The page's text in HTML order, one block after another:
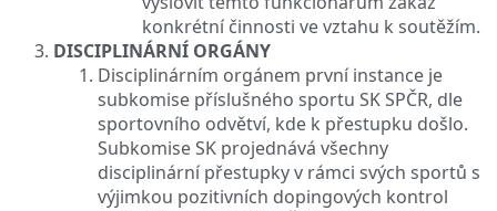
konkrétní činnosti ve vztahu k soutěžím.
DISCIPLINÁRNÍ ORGÁNY
Disciplinárním orgánem první instance je
subkomise příslušného sportu SK SPČR, dle
sportovního odvětví, kde k přestupku došlo.
Subkomise SK projednává všechny
disciplinární přestupky v rámci svých sportů s
výjimkou pozitivních dopingových kontrol